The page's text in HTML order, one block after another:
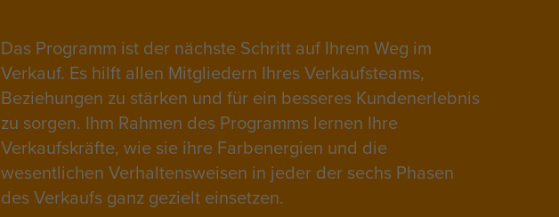
Das Programm ist der nächste Schritt auf Ihrem Weg im
Verkauf. Es hilft allen Mitgliedern Ihres Verkaufsteams,
Beziehungen zu stärken und für ein besseres Kundenerlebnis
zu sorgen. Ihm Rahmen des Programms lernen Ihre
Verkaufskräfte, wie sie ihre Farbenergien und die
wesentlichen Verhaltensweisen in jeder der sechs Phasen
des Verkaufs ganz gezielt einsetzen.